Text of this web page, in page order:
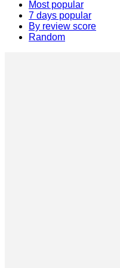
Most popular
7 days popular
By review score
Random